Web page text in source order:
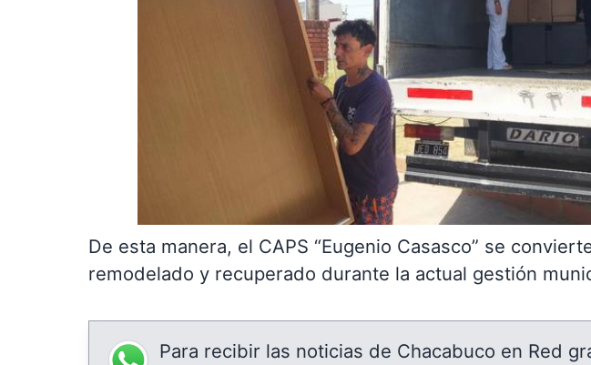
De esta manera, el CAPS “Eugenio Casasco” se
remodelado y recuperado durante la actual gestión
Para recibir las noticias de Chacabuco en Red